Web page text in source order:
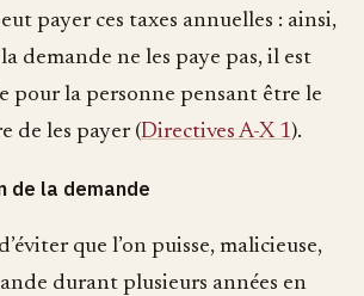
payer ces taxes annuelles : ainsi,
demande ne les paye pas, il est
pour la personne pensant être le
de les payer (Directives A-X 1).
de la demande
que l’on puisse, malicieuse,
durant plusieurs années en